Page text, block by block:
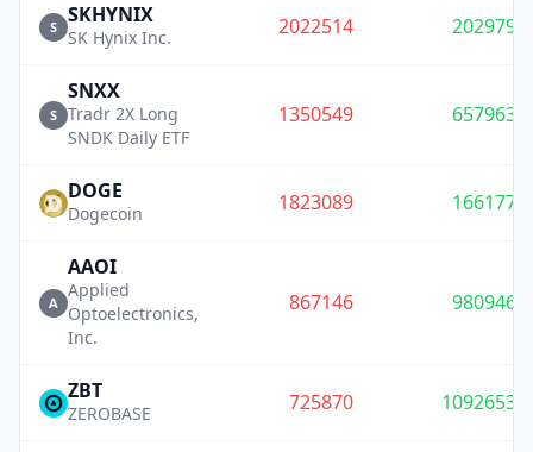
S SKHYNIX
SK Hynix Inc. 2022514 202979
S
SNXX
Tradr 2X Long
SNDK Daily ETF
1350549 657963
DOGE
Dogecoin 1823089 166177
A
AAOI
Applied
Optoelectronics,
Inc.
867146 980946
ZBT
ZEROBASE 725870 1092653